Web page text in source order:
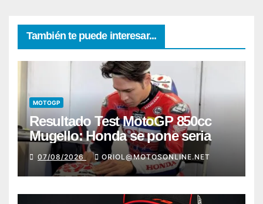
También te puede interesar...
MOTOGP
Resultado Test MotoGP 850cc
Mugello: Honda se pone seria
07/08/2026 ORIOL@MOTOSONLINE.NET